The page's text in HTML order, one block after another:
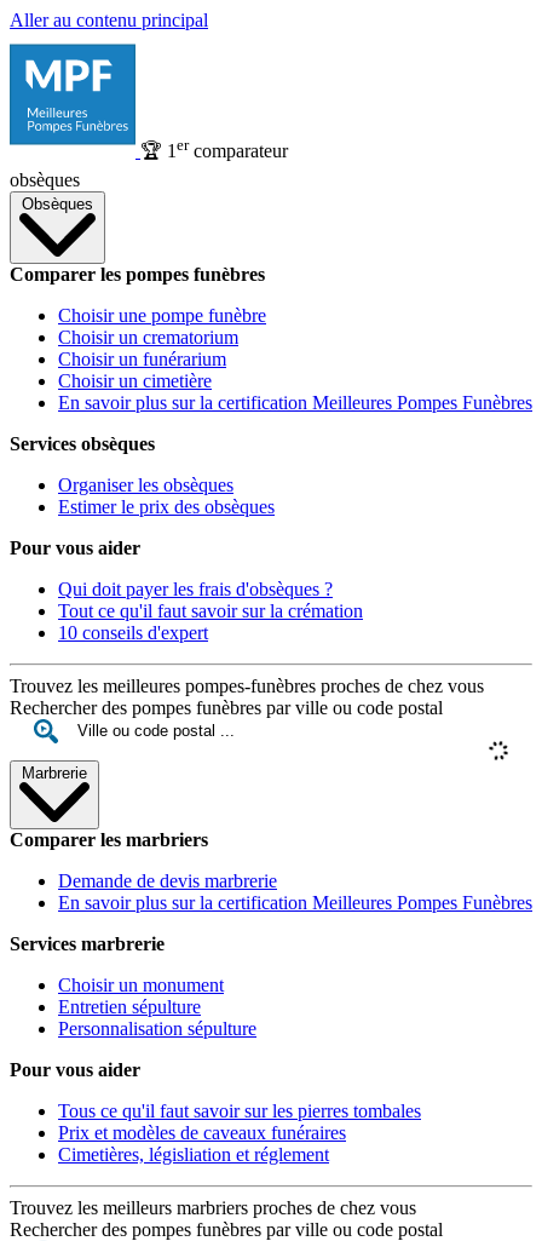
Aller au contenu principal
🏆 1 ercomparateur
obsèques
Obsèques
Comparer les pompes funèbres
Choisir une pompe funèbre
Choisir un crematorium
Choisir un funérarium
Choisir un cimetière
En savoir plus sur la certification Meilleures Pompes Funèbres
Services obsèques
Organiser les obsèques
Estimer le prix des obsèques
Pour vous aider
Qui doit payer les frais d'obsèques ?
Tout ce qu'il faut savoir sur la crémation
10 conseils d'expert
Trouvez les meilleures pompes-funèbres proches de chez vous
Rechercher des pompes funèbres par ville ou code postal
Marbrerie
Comparer les marbriers
Demande de devis marbrerie
En savoir plus sur la certification Meilleures Pompes Funèbres
Services marbrerie
Choisir un monument
Entretien sépulture
Personnalisation sépulture
Pour vous aider
Tous ce qu'il faut savoir sur les pierres tombales
Prix et modèles de caveaux funéraires
Cimetières, législiation et réglement
Trouvez les meilleurs marbriers proches de chez vous
Rechercher des pompes funèbres par ville ou code postal